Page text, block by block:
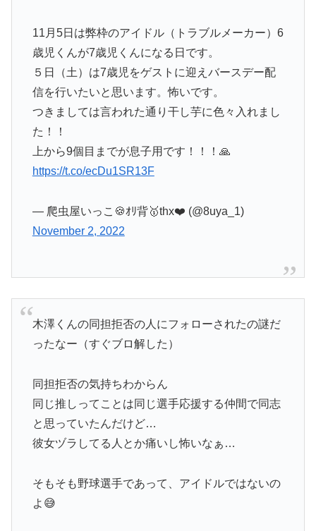
11月5日は弊枠のアイドル（トラブルメーカー）6
歳児くんが7歳児くんになる日です。
５日（土）は7歳児をゲストに迎えバースデー配
信を行いたいと思います。怖いです。
つきましては言われた通り干し芋に色々入れまし
た！！
上から9個目までが息子用です！！！🙏
https://t.co/ecDu1SR13F
— 爬虫屋いっこ🍪ｵﾘ背🥇thx❤️ (@8uya_1)
November 2, 2022
木澤くんの同担拒否の人にフォローされたの謎だ
ったなー（すぐブロ解した）
同担拒否の気持ちわからん
同じ推しってことは同じ選手応援する仲間で同志
と思っていたんだけど…
彼女ヅラしてる人とか痛いし怖いなぁ…
そもそも野球選手であって、アイドルではないの
よ😅